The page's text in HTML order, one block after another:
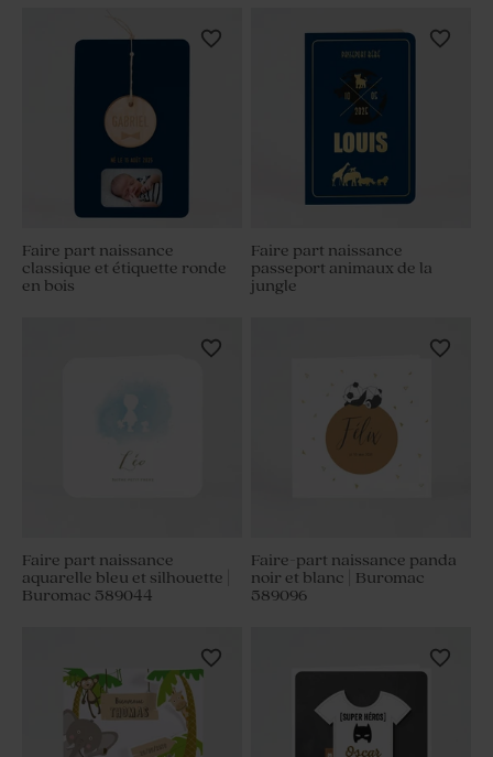
Faire part naissance
classique et étiquette ronde
en bois
Faire part naissance
passeport animaux de la
jungle
Faire part naissance
aquarelle bleu et silhouette |
Buromac 589044
Faire-part naissance panda
noir et blanc | Buromac
589096